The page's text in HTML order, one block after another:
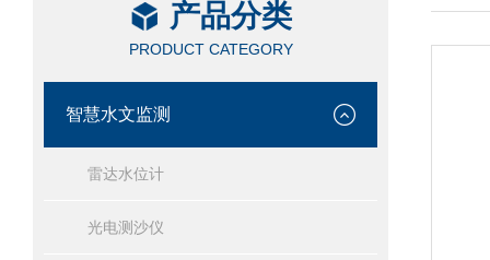
产品分类
PRODUCT CATEGORY
智慧水文监测
雷达水位计
光电测沙仪
/